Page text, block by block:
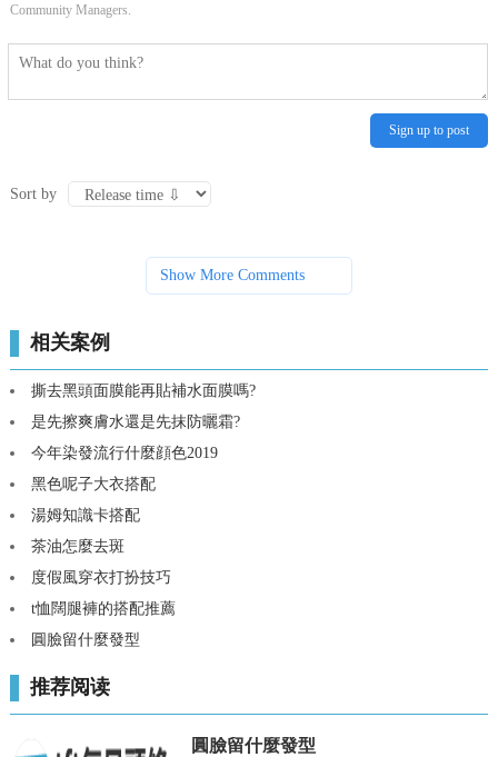
Community Managers.
Sign up to post
Sort by
Show More Comments
相关案例
撕去黑頭面膜能再貼補水面膜嗎?
是先擦爽膚水還是先抹防曬霜?
今年染發流行什麼顔色2019
黑色呢子大衣搭配
湯姆知識卡搭配
茶油怎麼去斑
度假風穿衣打扮技巧
t恤闊腿褲的搭配推薦
圓臉留什麼發型
推荐阅读
圓臉留什麼發型